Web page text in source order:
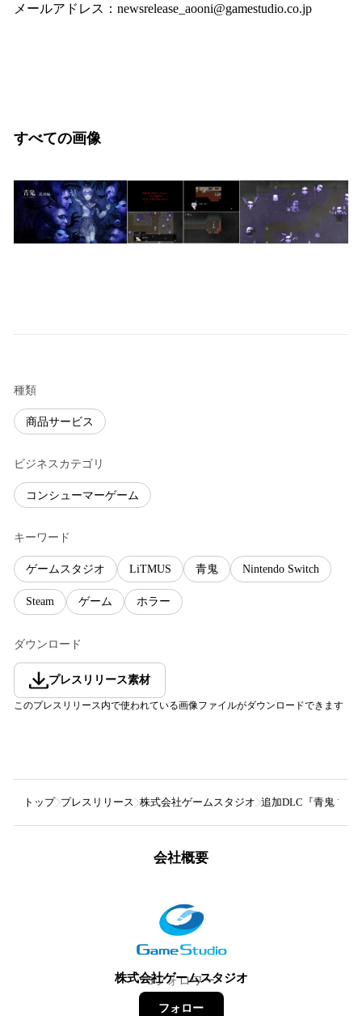
メールアドレス：newsrelease_aooni@gamestudio.co.jp
すべての画像
種類
商品サービス
ビジネスカテゴリ
コンシューマーゲーム
キーワード
ゲームスタジオ LiTMUS 青鬼 Nintendo Switch
Steam ゲーム ホラー
ダウンロード
プレスリリース素材
このプレスリリース内で使われている画像ファイルがダウンロードできます
トップ プレスリリース 株式会社ゲームスタジオ 追加DLC『青鬼 ブル
会社概要
株式会社ゲームスタジオ
3フォロワー
フォロー